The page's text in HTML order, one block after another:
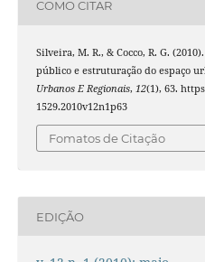
COMO CITAR
Silveira, M. R., & Cocco, R. G.
público e estruturação do espaço
Urbanos E Regionais, 12(1), 63.
1529.2010v12n1p63
Fomatos de Citação
EDIÇÃO